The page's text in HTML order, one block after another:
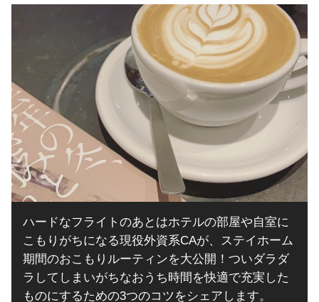
ハードなフライトのあとはホテルの部屋や自室に
こもりがちになる現役外資系CAが、ステイホーム
期間のおこもりルーティンを大公開！ついダラダ
ラしてしまいがちなおうち時間を快適で充実した
ものにするための3つのコツをシェアします。